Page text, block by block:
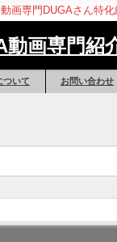
画専門DUGAさん特化
動画専門紹
ついて お問い合わせ